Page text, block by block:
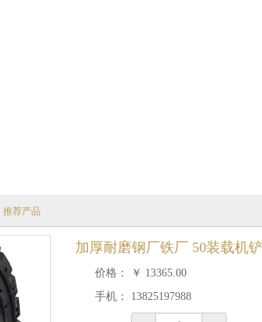
推荐产品
加厚耐磨钢厂铁厂 50装载机
价格： ￥ 13365.00
手机：
13825197988